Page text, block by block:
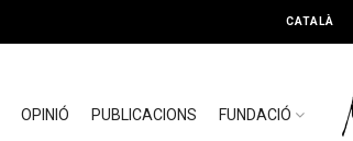
CATALÀ
OPINIÓ PUBLICACIONS FUNDACIÓ